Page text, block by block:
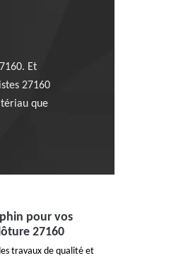
Et
27160
que
pour vos
27160
travaux de qualité et